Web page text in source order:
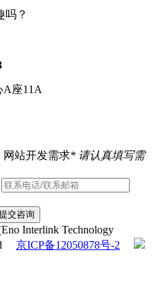
吗？
A座11A
网站开发需求* 请认真填写需
交咨询
Interlink Technology
京ICP备12050878号-2